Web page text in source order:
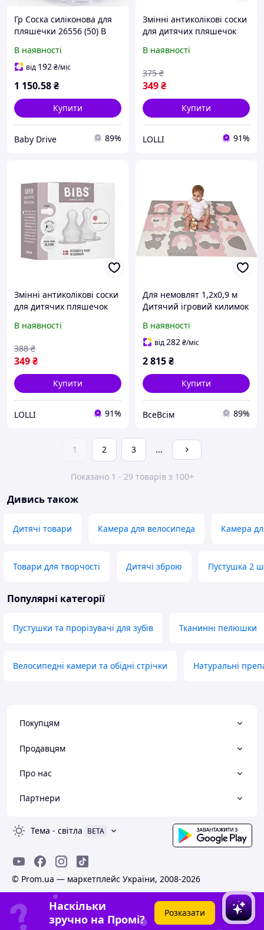
Гр Соска силіконова для
пляшечки 26556 (50) В
ЦІНА ЗА УПАКОВКУ,
"BIMBO"
В наявності
від 192₴/міс
1 150.58₴
Купити
Baby Drive 89%
Змінні антиколікові соски
для дитячих пляшечок
середній), 2 шт.
В наявності
349₴
375 ₴
Купити
LOLLI 91%
Змінні антиколікові соски
для дитячих пляшечок
повільний), 2 шт. в
В наявності
349₴
388 ₴
Купити
LOLLI 91%
Для немовлят 1,2x0,9 м
Дитячий ігровий килимок
тваринами на 20
товстіший килимок для
В наявності
від282₴/міс
2 815₴
Купити
ВсеВсім 89%
1 2 3 ...
Показано 1 - 29 товарів з 100+
Дивись також
Дитячі товари Камера для велосипеда Камера
Товари для творчості Дитячі зброю Пустушка 2
Популярні категорії
Пустушки та прорізувачі для зубів Тканинні пелюшки
Велосипедні камери та обідні стрічки Натуральні
Покупцям
Продавцям
Про нас
Партнери
Тема - світла BETA
© Prom.ua — маркетплейс України, 2008-2026
Наскільки
зручно на Промі?
Розказати